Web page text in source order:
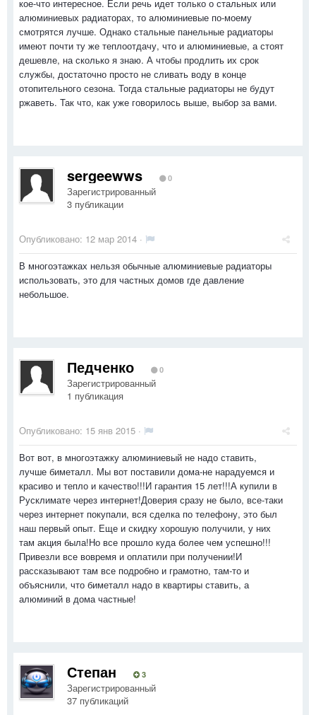
кое-что интересное. Если речь идет только о стальных или
алюминиевых радиаторах, то алюминиевые по-моему
смотрятся лучше. Однако стальные панельные радиаторы
имеют почти ту же теплоотдачу, что и алюминиевые, а стоят
дешевле, на сколько я знаю. А чтобы продлить их срок
службы, достаточно просто не сливать воду в конце
отопительного сезона. Тогда стальные радиаторы не будут
ржаветь. Так что, как уже говорилось выше, выбор за вами.
sergeewws 0
Зарегистрированный
3 публикации
Опубликовано: 12 мар 2014 ·
В многоэтажках нельзя обычные алюминиевые радиаторы
использовать, это для частных домов где давление
небольшое.
Педченко 0
Зарегистрированный
1 публикация
Опубликовано: 15 янв 2015 ·
Вот вот, в многоэтажку алюминиевый не надо ставить,
лучше биметалл. Мы вот поставили дома-не нарадуемся и
красиво и тепло и качество!!!И гарантия 15 лет!!!А купили в
Русклимате через интернет!Доверия сразу не было, все-таки
через интернет покупали, вся сделка по телефону, это был
наш первый опыт. Еще и скидку хорошую получили, у них
там акция была!Но все прошло куда более чем успешно!!!
Привезли все вовремя и оплатили при получении!И
рассказывают там все подробно и грамотно, там-то и
объяснили, что биметалл надо в квартиры ставить, а
алюминий в дома частные!
Степан 3
Зарегистрированный
37 публикаций